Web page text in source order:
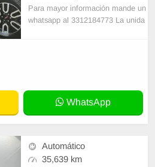
Para mayor información mande un
whatsapp al 3312184773 La unida
WhatsApp
Automático
35,639 km